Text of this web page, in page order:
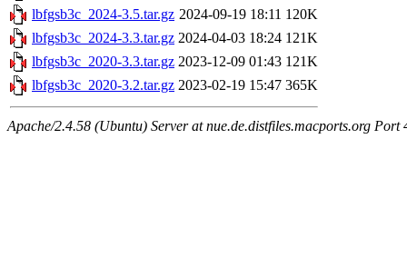
lbfgsb3c_2024-3.5.tar.gz 2024-09-19 18:11 120K
lbfgsb3c_2024-3.3.tar.gz 2024-04-03 18:24 121K
lbfgsb3c_2020-3.3.tar.gz 2023-12-09 01:43 121K
lbfgsb3c_2020-3.2.tar.gz 2023-02-19 15:47 365K
Apache/2.4.58 (Ubuntu) Server at nue.de.distfiles.macports.org Port